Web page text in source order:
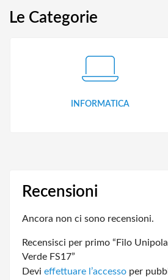
Le Categorie
INFORMATICA
Recensioni
Ancora non ci sono recensioni.
Recensisci per primo “Filo
Verde FS17”
Devi effettuare l’accesso per